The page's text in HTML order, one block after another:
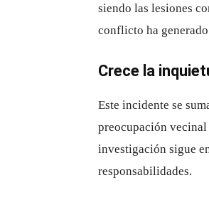
siendo las lesiones
conflicto ha
Crece la
Este incidente se
preocupación
investigación sigue
responsabilidades.